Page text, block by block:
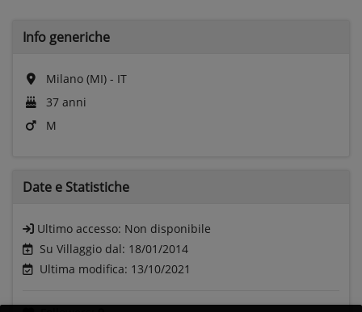
Info generiche
Milano (MI) - IT
37 anni
M
Date e Statistiche
Ultimo accesso: Non disponibile
Su Villaggio dal: 18/01/2014
Ultima modifica: 13/10/2021